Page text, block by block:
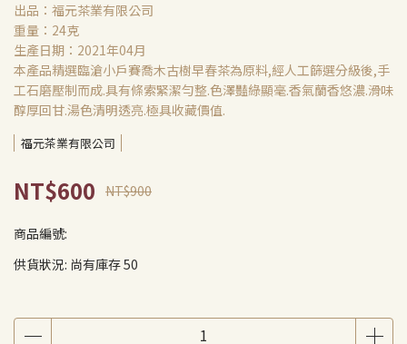
出品：福元茶業有限公司
重量：24克
生產日期：2021年04月
本產品精選臨滄小戶賽喬木古樹早春茶為原料,經人工篩選分級後,手
工石磨壓制而成.具有條索緊潔勻整.色澤豔綠顯毫.香氣蘭香悠濃.滑味
醇厚回甘.湯色清明透亮.極具收藏價值.
福元茶業有限公司
NT$600 NT$900
商品編號:
供貨狀況: 尚有庫存 50